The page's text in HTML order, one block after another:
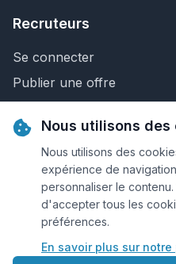
Recruteurs
Se connecter
Publier une offre
Nous contacter
© 2026 Keejob.com. Tous
Conditions et règlement
Cookies
Nous utilisons des
Nous utilisons des
expérience de
personnaliser le
d'accepter tous les
préférences.
En savoir plus sur